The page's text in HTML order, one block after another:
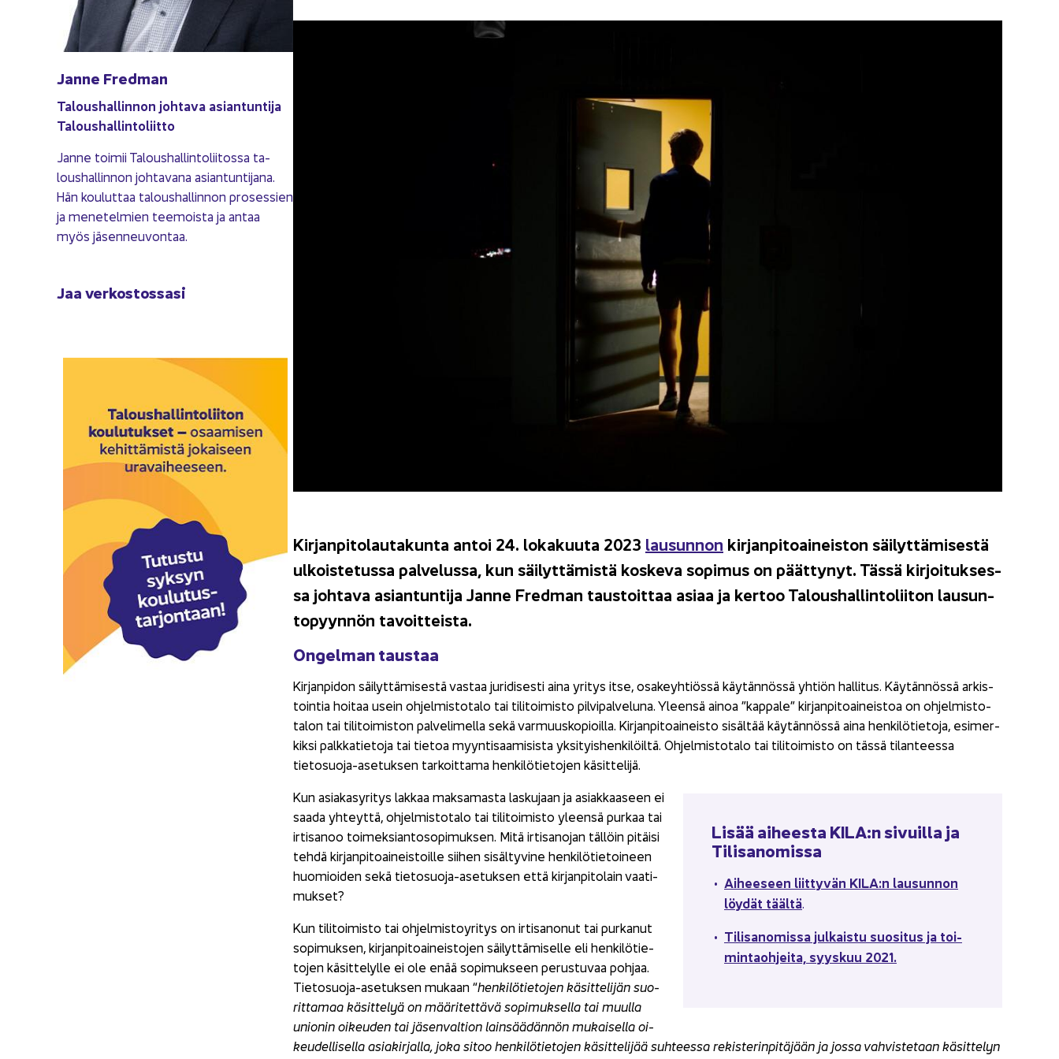
Janne Fred­man
Ta­lous­hal­lin­non joh­ta­va asian­tun­ti­ja
Ta­lous­hal­lin­to­liit­to
Janne toi­mii Ta­lous­hal­lin­to­lii­tos­sa ta­
lous­hal­lin­non joh­ta­va­na asian­tun­ti­ja­na.
Hän kou­lut­taa ta­lous­hal­lin­non pro­ses­sien
ja me­ne­tel­mien tee­mois­ta ja antaa
myös jä­sen­neu­von­taa.
Jaa ver­kos­tos­sa­si
Kir­jan­pi­to­lau­ta­kun­ta antoi 24. lo­ka­kuu­ta 2023 lausun­non kir­jan­pi­toai­neis­ton säi­lyt­tä­mi­ses­tä
ul­kois­te­tus­sa pal­ve­lus­sa, kun säi­lyt­tä­mis­tä kos­ke­va so­pi­mus on päät­ty­nyt. Tässä kir­joi­tuk­ses­
sa joh­ta­va asian­tun­ti­ja Janne Fred­man taus­toit­taa asiaa ja ker­too Ta­lous­hal­lin­to­lii­ton lausun­
to­pyyn­nön ta­voit­teis­ta.
On­gel­man taus­taa
Kir­jan­pi­don säi­lyt­tä­mi­ses­tä vas­taa ju­ri­di­ses­ti aina yri­tys itse, osa­keyh­tiös­sä käy­tän­nös­sä yh­tiön hal­li­tus. Käy­tän­nös­sä ar­kis­
toin­tia hoi­taa usein oh­jel­mis­to­ta­lo tai ti­li­toi­mis­to pil­vi­pal­ve­lu­na. Yleen­sä ainoa ”kap­pa­le” kir­jan­pi­toai­neis­toa on oh­jel­mis­to­
ta­lon tai ti­li­toi­mis­ton pal­ve­li­mel­la sekä var­muus­ko­pioil­la. Kir­jan­pi­toai­neis­to si­säl­tää käy­tän­nös­sä aina hen­ki­lö­tie­to­ja, esi­mer­
kik­si palk­ka­tie­to­ja tai tie­toa myyn­ti­saa­mi­sis­ta yk­si­tyis­hen­ki­löil­tä. Oh­jel­mis­to­ta­lo tai ti­li­toi­mis­to on tässä ti­lan­tees­sa
tietosuoja-​asetuksen tar­koit­ta­ma hen­ki­lö­tie­to­jen kä­sit­te­li­jä.
Lisää ai­hees­ta KILA:n si­vuil­la ja
Ti­li­sa­no­mis­sa
Ai­hee­seen liit­ty­vän KILA:n lausun­non
löy­dät tääl­tä.
Ti­li­sa­no­mis­sa jul­kais­tu suo­si­tus ja toi­
min­taoh­jei­ta, syys­kuu 2021.
Kun asia­kas­yri­tys lak­kaa mak­sa­mas­ta las­ku­jaan ja asiak­kaa­seen ei
saada yh­teyt­tä, oh­jel­mis­to­ta­lo tai ti­li­toi­mis­to yleen­sä pur­kaa tai
ir­ti­sa­noo toi­mek­sian­to­so­pi­muk­sen. Mitä ir­ti­sa­no­jan täl­löin pi­täi­si
tehdä kir­jan­pi­toai­neis­toil­le sii­hen si­säl­ty­vi­ne hen­ki­lö­tie­toi­neen
huo­mioi­den sekä tietosuoja-​asetuksen että kir­jan­pi­to­lain vaa­ti­
muk­set?
Kun ti­li­toi­mis­to tai oh­jel­mis­to­y­ri­tys on ir­ti­sa­no­nut tai pur­ka­nut
so­pi­muk­sen, kir­jan­pi­toai­neis­to­jen säi­lyt­tä­mi­sel­le eli hen­ki­lö­tie­
to­jen kä­sit­te­lyl­le ei ole enää so­pi­muk­seen pe­rus­tu­vaa poh­jaa.
Tietosuoja-​asetuksen mu­kaan “hen­ki­lö­tie­to­jen kä­sit­te­li­jän suo­
rit­ta­maa kä­sit­te­lyä on mää­ri­tet­tä­vä so­pi­muk­sel­la tai muul­la
unio­nin oi­keu­den tai jä­sen­val­tion lain­sää­dän­nön mu­kai­sel­la oi­
keu­del­li­sel­la asia­kir­jal­la, joka sitoo hen­ki­lö­tie­to­jen kä­sit­te­li­jää suh­tees­sa re­kis­te­rin­pi­tä­jään ja jossa vah­vis­te­taan kä­sit­te­lyn